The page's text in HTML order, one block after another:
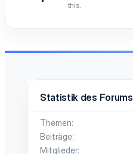
this.
Statistik des Forums
Themen
Beiträge
Mitglieder